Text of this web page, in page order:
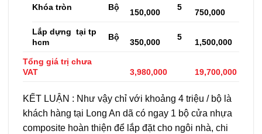
Khóa tròn Bộ
150,000
5
750,000
Lắp dựng tại tp
hcm
Bộ
350,000
5
1,500,000
Tổng giá trị chưa
VAT
3,980,000 19,700,000
KẾT LUẬN : Như vậy chỉ với khoảng 4 triệu / bộ là
khách hàng tại Long An dã có ngay 1 bộ cửa nhựa
composite hoàn thiện để lắp đặt cho ngôi nhà, chi